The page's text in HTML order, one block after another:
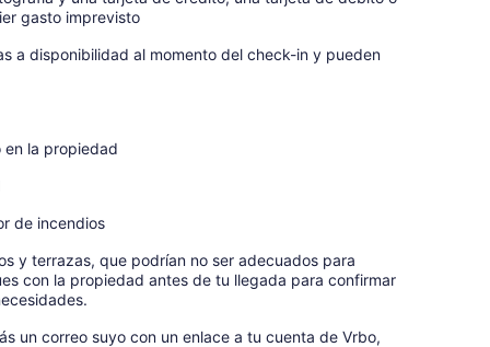
gasto imprevisto
a disponibilidad al momento del check-in y pueden
la propiedad
de incendios
y terrazas, que podrían no ser adecuados para
con la propiedad antes de tu llegada para confirmar
un correo suyo con un enlace a tu cuenta de Vrbo,